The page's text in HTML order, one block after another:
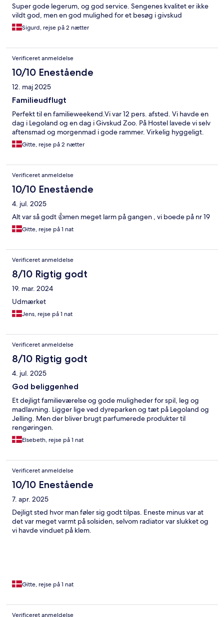
Super gode legerum, og god service. Sengenes kvalitet er ikke
vildt god, men en god mulighed for et besøg i givskud
Sigurd, rejse på 2 nætter
Verificeret anmeldelse
10/10 Enestående
12. maj 2025
Familieudflugt
Perfekt til en familieweekend.Vi var 12 pers. afsted. Vi havde en
dag i Legoland og en dag i Givskud Zoo. På Hostel lavede vi selv
aftensmad og morgenmad i gode rammer. Virkelig hyggeligt.
Gitte, rejse på 2 nætter
Verificeret anmeldelse
10/10 Enestående
4. jul. 2025
Alt var så godt 👍men meget larm på gangen , vi boede på nr 19
Gitte, rejse på 1 nat
Verificeret anmeldelse
8/10 Rigtig godt
19. mar. 2024
Udmærket
Jens, rejse på 1 nat
Verificeret anmeldelse
8/10 Rigtig godt
4. jul. 2025
God beliggenhed
Et dejligt familieværelse og gode muligheder for spil, leg og
madlavning. Ligger lige ved dyreparken og tæt på Legoland og
Jelling. Men der bliver brugt parfumerede produkter til
rengøringen.
Elsebeth, rejse på 1 nat
Verificeret anmeldelse
10/10 Enestående
7. apr. 2025
Dejligt sted hvor man føler sig godt tilpas. Eneste minus var at
det var meget varmt på solsiden, selvom radiator var slukket og
vi havde vinduet på klem.
Gitte, rejse på 1 nat
Verificeret anmeldelse